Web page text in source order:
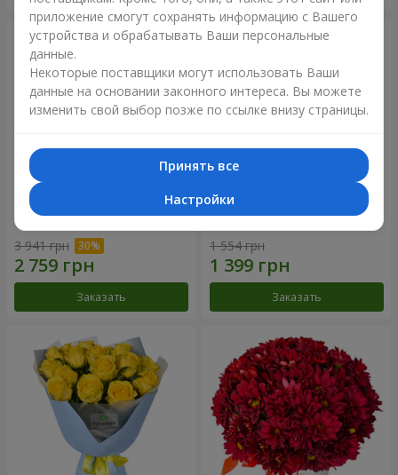
Букет "Крещатик"
3 941 грн
Заказать
Букет "Мы и лето"
1 554 грн
Заказать
приложение смогут сохранять информацию с Вашего
устройства и обрабатывать Ваши персональные
данные.
Некоторые поставщики могут использовать Ваши
данные на основании законного интереса. Вы можете
изменить свой выбор позже по ссылке внизу страницы.
Принять все
Настройки